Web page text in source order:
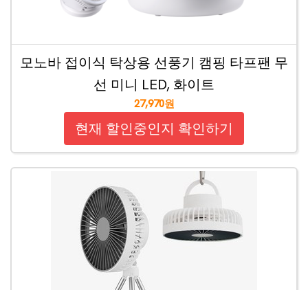
모노바 접이식 탁상용 선풍기 캠핑 타프팬 무
선 미니 LED, 화이트
27,970원
현재 할인중인지 확인하기